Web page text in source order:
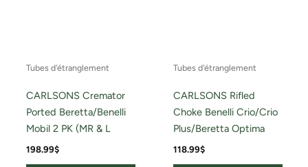
Tubes d'étranglement
CARLSONS Cremator
Ported Beretta/Benelli
Mobil 2 PK (MR & L
198.99$
Tubes d'étranglement
CARLSONS Rifled
Choke Benelli Crio/Crio
Plus/Beretta Optima
118.99$